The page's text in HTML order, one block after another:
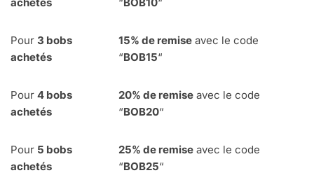
Pour 3 bobs
achetés
15% de remise avec le code
“BOB15“
Pour 4 bobs
achetés
20% de remise avec le code
“BOB20“
Pour 5 bobs
achetés
25% de remise avec le code
“BOB25“